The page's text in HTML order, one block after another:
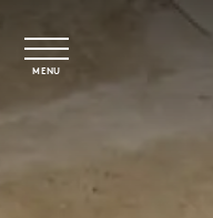
MENU